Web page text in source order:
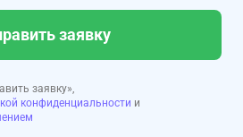
заявку
заявку»,
конфиденциальности и